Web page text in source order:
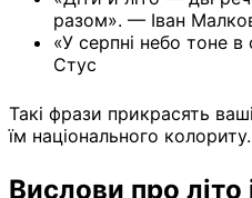
разом». — Іван
«У серпні небо тоне
Стус
Такі фрази прикрасять
їм національного колориту.
Вислови про літо